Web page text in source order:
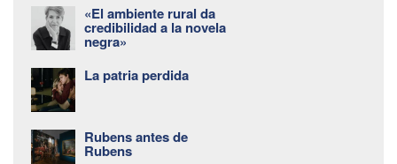
«El ambiente rural da
credibilidad a la novela
negra»
La patria perdida
Rubens antes de
Rubens